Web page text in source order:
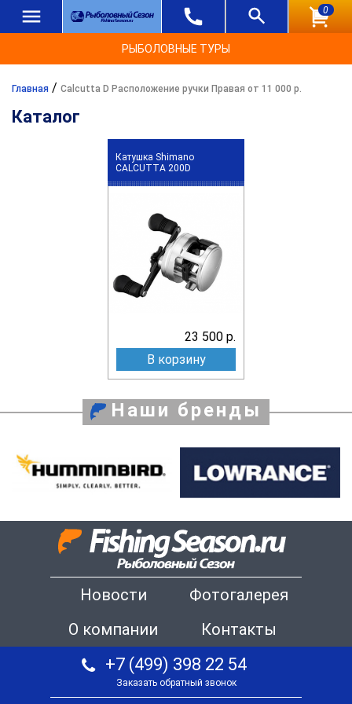
0
РЫБОЛОВНЫЕ ТУРЫ
Главная / Calcutta D Расположение ручки Правая от 11 000 р.
Каталог
Катушка Shimano
CALCUTTA 200D
23 500 р.
В корзину
Наши бренды
Новости
Фотогалерея
О компании
Контакты
+7 (499) 398 22 54
Заказать обратный звонок